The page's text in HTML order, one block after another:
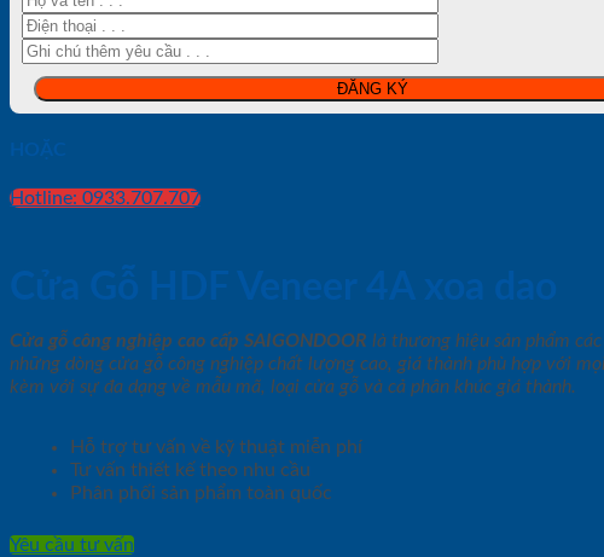
HOẶC
Hotline: 0933.707.707
Cửa Gỗ HDF Veneer 4A xoa dao
Cửa gỗ công nghiệp cao cấp SAIGONDOOR là thương hiệu sản phẩm
những dòng cửa gỗ công nghiệp chất lượng cao, giá thành phù hợp với
kèm với sự đa dạng về mẫu mã, loại cửa gỗ và cả phân khúc giá thành.
Hỗ trợ tư vấn về kỹ thuật miễn phí
Tư vấn thiết kế theo nhu cầu
Phân phối sản phẩm toàn quốc
Yêu cầu tư vấn